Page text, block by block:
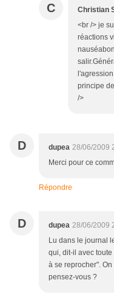
C Christian
<br /> je
réactions
principe
/>
D dupea 28/06/2009
Merci pour ce
Répondre
D dupea 28/06/2009
Lu dans le journal
qui, dit-il avec
à se reprocher".
pensez-vous ?